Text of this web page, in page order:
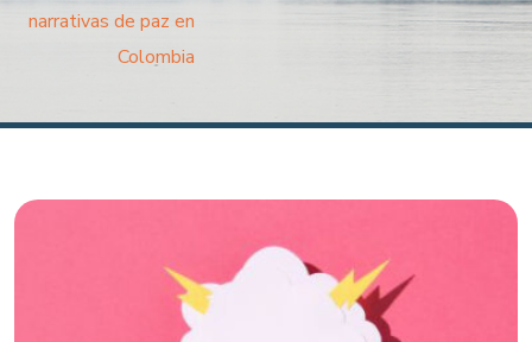
narrativas de paz en
Colombia